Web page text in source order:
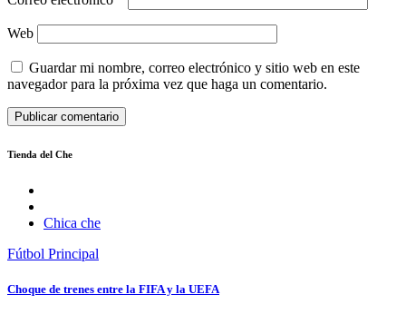
Web
Guardar mi nombre, correo electrónico y sitio web en este
navegador para la próxima vez que haga un comentario.
Tienda del Che
Chica che
Fútbol Principal
Choque de trenes entre la FIFA y la UEFA